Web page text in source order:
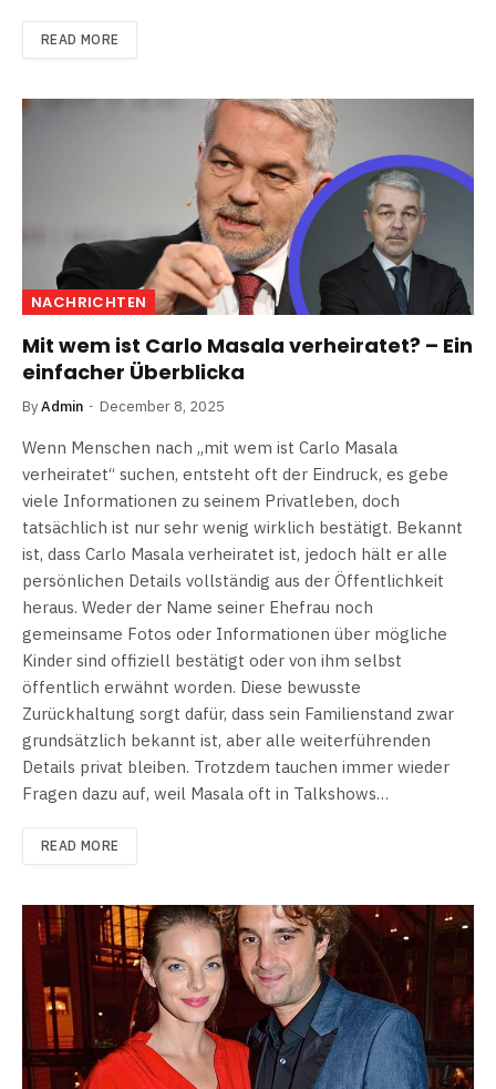
READ MORE
NACHRICHTEN
Mit wem ist Carlo Masala verheiratet? – Ein
einfacher Überblicka
ByAdmin December 8, 2025
Wenn Menschen nach „mit wem ist Carlo Masala
verheiratet“ suchen, entsteht oft der Eindruck, es gebe
viele Informationen zu seinem Privatleben, doch
tatsächlich ist nur sehr wenig wirklich bestätigt. Bekannt
ist, dass Carlo Masala verheiratet ist, jedoch hält er alle
persönlichen Details vollständig aus der Öffentlichkeit
heraus. Weder der Name seiner Ehefrau noch
gemeinsame Fotos oder Informationen über mögliche
Kinder sind offiziell bestätigt oder von ihm selbst
öffentlich erwähnt worden. Diese bewusste
Zurückhaltung sorgt dafür, dass sein Familienstand zwar
grundsätzlich bekannt ist, aber alle weiterführenden
Details privat bleiben. Trotzdem tauchen immer wieder
Fragen dazu auf, weil Masala oft in Talkshows…
READ MORE